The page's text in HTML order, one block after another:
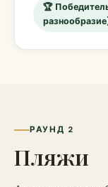
🏆
РАУНД 2
Пляжи